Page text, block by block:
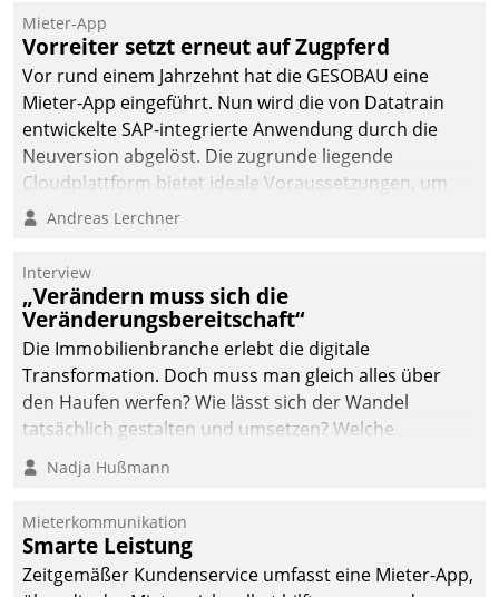
Die monatlichen
Mitteilungen zum
Heizungs- und
Wasserverbrauch gehen
automatisiert, vollständig
und auf Wunsch über
mehrere zuvor
Kommunikationswege bei
Mieter-App
Vorreiter setzt erneut auf Zugpferd
Vor rund einem Jahrzehnt hat die GESOBAU eine
Mieter-App eingeführt. Nun wird die von Datatrain
entwickelte SAP-integrierte Anwendung durch die
Neuversion abgelöst. Die zugrunde liegende
Cloudplattform bietet ideale Voraussetzungen, um
die Funktionalität der App zu erweitern und weitere
integrieren.
Andreas Lerchner
Interview
„Verändern muss sich die
Veränderungsbereitschaft“
Die Immobilienbranche erlebt die digitale
Transformation. Doch muss man gleich alles über
den Haufen werfen? Wie lässt sich der Wandel
tatsächlich gestalten und umsetzen? Welche
Argumente zählen wirklich?
Nadja Hußmann
Mieterkommunikation
Smarte Leistung
Zeitgemäßer Kundenservice umfasst eine Mieter-App,